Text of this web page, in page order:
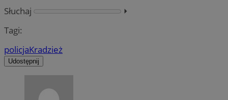
Słuchaj
⏵︎
Tagi:
policjaKradzież
Udostępnij